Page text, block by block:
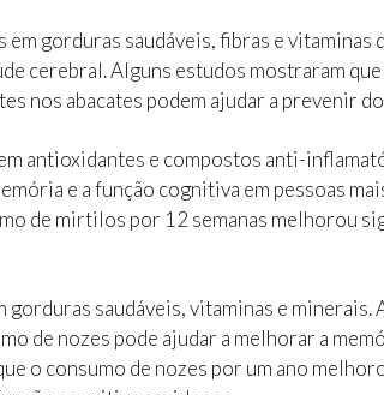
em gorduras saudáveis, fibras e vitaminas
cerebral. Alguns estudos mostraram
nos abacates podem ajudar a prevenir
antioxidantes e compostos anti-
e a função cognitiva em pessoas
de mirtilos por 12 semanas melhorou
gorduras saudáveis, vitaminas e minerais.
de nozes pode ajudar a melhorar a
o consumo de nozes por um ano